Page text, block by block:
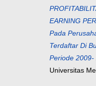
EARNING
Pada
Terdaftar Di
Periode 2009-
Universitas